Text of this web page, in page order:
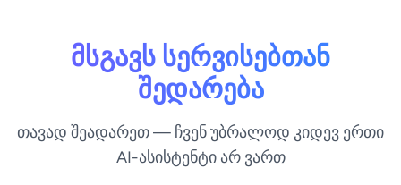
მსგავს სერვისებთან
შედარება
თავად შეადარეთ — ჩვენ უბრალოდ კიდევ ერთი
AI-ასისტენტი არ ვართ